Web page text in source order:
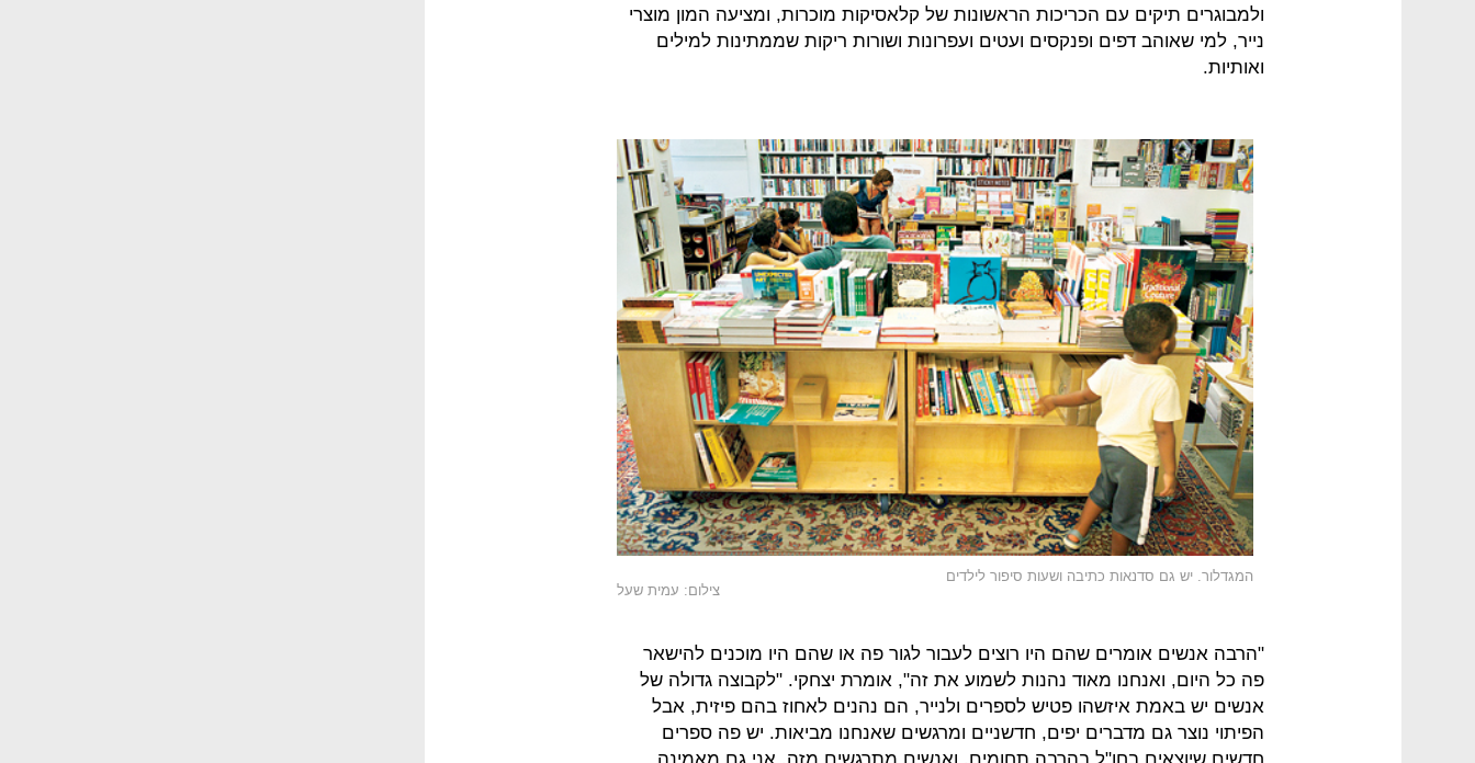
ולמבוגרים תיקים עם הכריכות הראשונות של קלאסיקות מוכרות, ומציעה המון מוצרי
נייר, למי שאוהב דפים ופנקסים ועטים ועפרונות ושורות ריקות שממתינות למילים
ואותיות.
המגדלור. יש גם סדנאות כתיבה ושעות סיפור לילדים
צילום: עמית שעל
"הרבה אנשים אומרים שהם היו רוצים לעבור לגור פה או שהם היו מוכנים להישאר
פה כל היום, ואנחנו מאוד נהנות לשמוע את זה", אומרת יצחקי. "לקבוצה גדולה של
אנשים יש באמת איזשהו פטיש לספרים ולנייר, הם נהנים לאחוז בהם פיזית, אבל
הפיתוי נוצר גם מדברים יפים, חדשניים ומרגשים שאנחנו מביאות. יש פה ספרים